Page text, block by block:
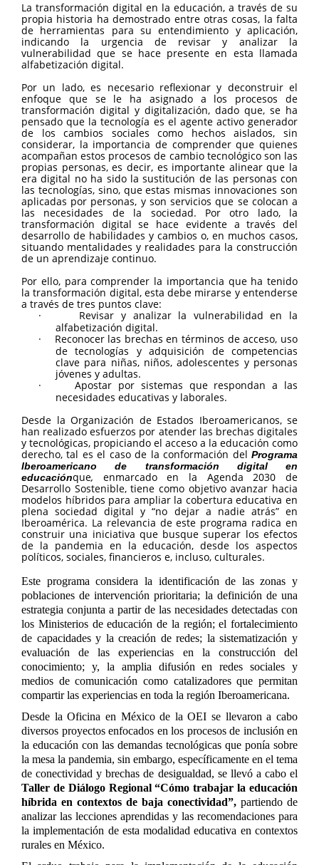
La transformación digital en la educación, a través de su
propia historia ha demostrado entre otras cosas, la falta
de herramientas para su entendimiento y aplicación,
indicando la urgencia de revisar y analizar la
vulnerabilidad que se hace presente en esta llamada
alfabetización digital.
Por un lado, es necesario reflexionar y deconstruir el
enfoque que se le ha asignado a los procesos de
transformación digital y digitalización, dado que, se ha
pensado que la tecnología es el agente activo generador
de los cambios sociales como hechos aislados, sin
considerar, la importancia de comprender que quienes
acompañan estos procesos de cambio tecnológico son las
propias personas, es decir, es importante alinear que la
era digital no ha sido la sustitución de las personas con
las tecnologías, sino, que estas mismas innovaciones son
aplicadas por personas, y son servicios que se colocan a
las necesidades de la sociedad. Por otro lado, la
transformación digital se hace evidente a través del
desarrollo de habilidades y cambios o, en muchos casos,
situando mentalidades y realidades para la construcción
de un aprendizaje continuo.
Por ello, para comprender la importancia que ha tenido
la transformación digital, esta debe mirarse y entenderse
a través de tres puntos clave:
·
Revisar y analizar la vulnerabilidad en la
alfabetización digital.
·
Reconocer las brechas en términos de acceso, uso
de tecnologías y adquisición de competencias
clave para niñas, niños, adolescentes y personas
jóvenes y adultas.
·
Apostar por sistemas que respondan a las
necesidades educativas y laborales.
Desde la Organización de Estados Iberoamericanos, se
han realizado esfuerzos por atender las brechas digitales
y tecnológicas, propiciando el acceso a la educación como
derecho, tal es el caso de la conformación del Programa
Iberoamericano de transformación digital en
educaciónque, enmarcado en la Agenda 2030 de
Desarrollo Sostenible, tiene como objetivo avanzar hacia
modelos híbridos para ampliar la cobertura educativa en
plena sociedad digital y “no dejar a nadie atrás” en
Iberoamérica. La relevancia de este programa radica en
construir una iniciativa que busque superar los efectos
de la pandemia en la educación, desde los aspectos
políticos, sociales, financieros e, incluso, culturales.
Este programa considera la identificación de las zonas y
poblaciones de intervención prioritaria; la definición de una
estrategia conjunta a partir de las necesidades detectadas con
los Ministerios de educación de la región; el fortalecimiento
de capacidades y la creación de redes; la sistematización y
evaluación de las experiencias en la construcción del
conocimiento; y, la amplia difusión en redes sociales y
medios de comunicación como catalizadores que permitan
compartir las experiencias en toda la región Iberoamericana.
Desde la Oficina en México de la OEI se llevaron a cabo
diversos proyectos enfocados en los procesos de inclusión en
la educación con las demandas tecnológicas que ponía sobre
la mesa la pandemia, sin embargo, específicamente en el tema
de conectividad y brechas de desigualdad, se llevó a cabo el
Taller de Diálogo Regional “Cómo trabajar la educación
híbrida en contextos de baja conectividad”, partiendo de
analizar las lecciones aprendidas y las recomendaciones para
la implementación de esta modalidad educativa en contextos
rurales en México.